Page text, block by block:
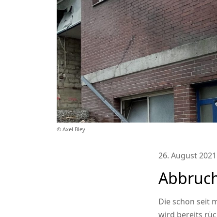
© Axel Bley
26. August 2021
Die schon seit
wird bereits